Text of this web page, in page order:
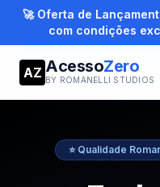
🚀 Oferta de
com condições
AZ AcessoZero
BY ROMANELLI STUDIOS
⭐ Qualidade